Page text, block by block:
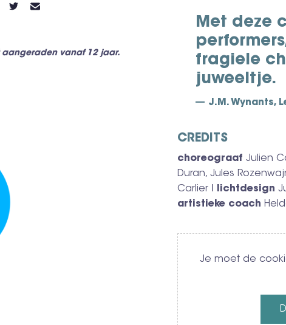
aangeraden vanaf 12 jaar.
Met deze
fragiele
juweeltje.
J.M. Wynants,
CREDITS
choreograaf Julien
Duran, Jules
Carlier ǀ
lichtdesign
artistieke coach
Video
Je moet de